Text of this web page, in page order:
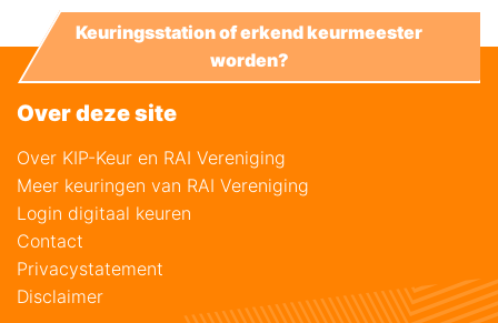
Over deze site
Over KIP-Keur en RAI Vereniging
Meer keuringen van RAI Vereniging
Login digitaal keuren
Contact
Privacystatement
Disclaimer
Keuringsstation of erkend keurmeester
worden?